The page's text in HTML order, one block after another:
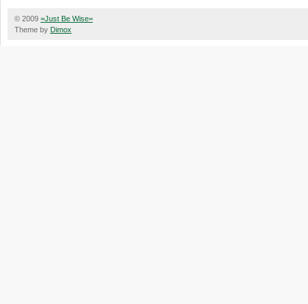
© 2009 =Just Be Wise=
Theme by Dimox